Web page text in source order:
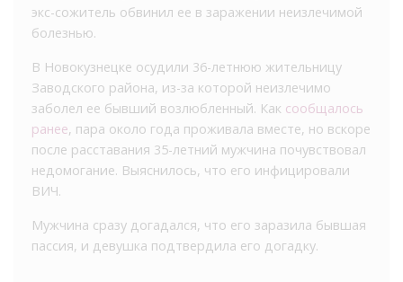
экс-сожитель обвинил ее в заражении неизлечимой
болезнью.
В Новокузнецке осудили 36-летнюю жительницу
Заводского района, из-за которой неизлечимо
заболел ее бывший возлюбленный. Как сообщалось
ранее, пара около года проживала вместе, но вскоре
после расставания 35-летний мужчина почувствовал
недомогание. Выяснилось, что его инфицировали
ВИЧ.
Мужчина сразу догадался, что его заразила бывшая
пассия, и девушка подтвердила его догадку.